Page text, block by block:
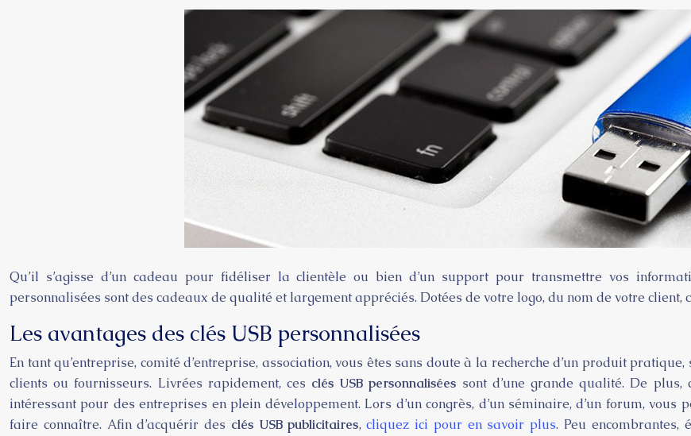
Qu’il s’agisse d’un cadeau pour fidéliser la clientèle ou bien d’un support pour transmettre vos
personnalisées sont des cadeaux de qualité et largement appréciés. Dotées de votre logo, du nom de votre
Les avantages des clés USB personnalisées
En tant qu’entreprise, comité d’entreprise, association, vous êtes sans doute à la recherche d’un produit
clients ou fournisseurs. Livrées rapidement, ces clés USB personnalisées sont d’une grande qualité. De
intéressant pour des entreprises en plein développement. Lors d’un congrès, d’un séminaire, d’un forum,
faire connaître. Afin d’acquérir des clés USB publicitaires,cliquez ici pour en savoir plus. Peu encombrantes,